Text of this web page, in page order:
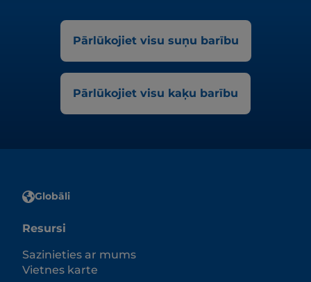
Pārlūkojiet visu suņu barību
Pārlūkojiet visu kaķu barību
Globāli
Resursi
Sazinieties ar mums
Vietnes karte